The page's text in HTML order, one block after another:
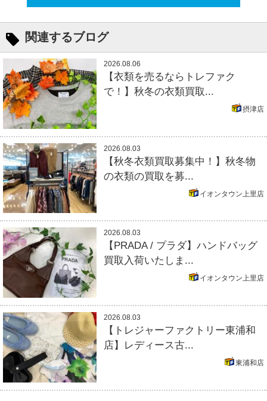
関連するブログ
2026.08.06
【衣類を売るならトレファク
で！】秋冬の衣類買取...
摂津店
2026.08.03
【秋冬衣類買取募集中！】秋冬物
の衣類の買取を募...
イオンタウン上里店
2026.08.03
【PRADA / プラダ】ハンドバッグ
買取入荷いたしま...
イオンタウン上里店
2026.08.03
【トレジャーファクトリー東浦和
店】レディース古...
東浦和店